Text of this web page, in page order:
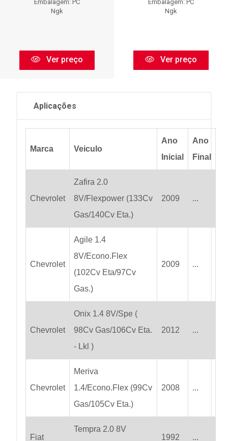
Embalagem: PC
Ngk
Ver preço
Embalagem: PC
Ngk
Ver preço
Aplicações
Marca Veiculo
Ano
Inicial
Ano
Final
Chevrolet
Zafira 2.0
8V/Flexpower (133Cv
Gas/140Cv Eta.)
2009 ...
Chevrolet
Agile 1.4
8V/Econo.Flex
(102Cv Eta/97Cv
Gas.)
2009 ...
Chevrolet
Onix 1.4 8V/Spe (
98Cv Gas/106Cv Eta.
- Lkl )
2012 ...
Chevrolet
Meriva
1.4/Econo.Flex (99Cv
Gas/105Cv Eta.)
2008 ...
Fiat
Tempra 2.0 8V
1992
...